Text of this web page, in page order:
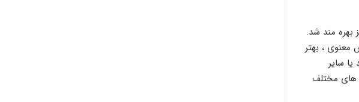
بهره مند شد.
معنوی ، بهتر
سایر
های مختلف